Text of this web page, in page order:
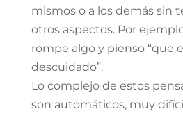
mismos o a los demás sin
otros aspectos. Por
rompe algo y pienso “que
descuidado”.
Lo complejo de estos
son automáticos, muy